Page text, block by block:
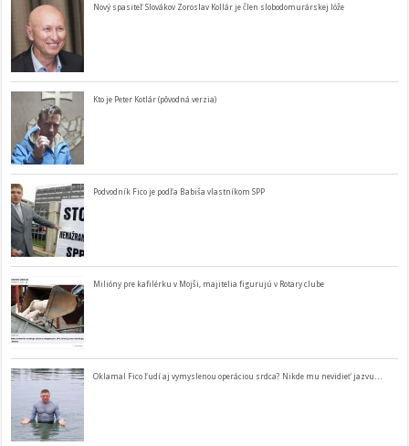
Nový spasiteľ Slovákov Zoroslav Kollár je člen slobodomurárskej lóže
Kto je Peter Kotlár (pôvodná verzia)
Podvodník Fico je podľa Babiša vlastníkom SPP
Milióny pre kafilérku v Mojši, majitelia figurujú v Rotary clube
Oklamal Fico ľudí aj vymyslenou operáciou srdca? Nikde mu nevidieť jazvu…